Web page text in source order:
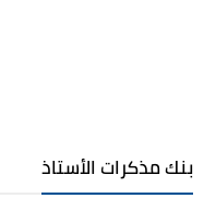
بنك مذكرات الأستاذ